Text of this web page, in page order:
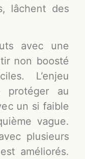
lâchent des
avec une
non boosté
L’enjeu
protéger au
un si faible
vague.
plusieurs
améliorés.